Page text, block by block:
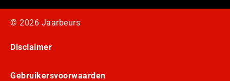
© 2026 Jaarbeurs
Disclaimer
Gebruikersvoorwaarden